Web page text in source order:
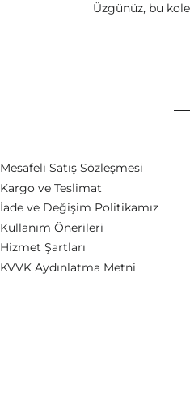
Üzgünüz, bu
Mesafeli Satış Sözleşmesi
Kargo ve Teslimat
İade ve Değişim Politikamız
Kullanım Önerileri
Hizmet Şartları
KVVK Aydınlatma Metni